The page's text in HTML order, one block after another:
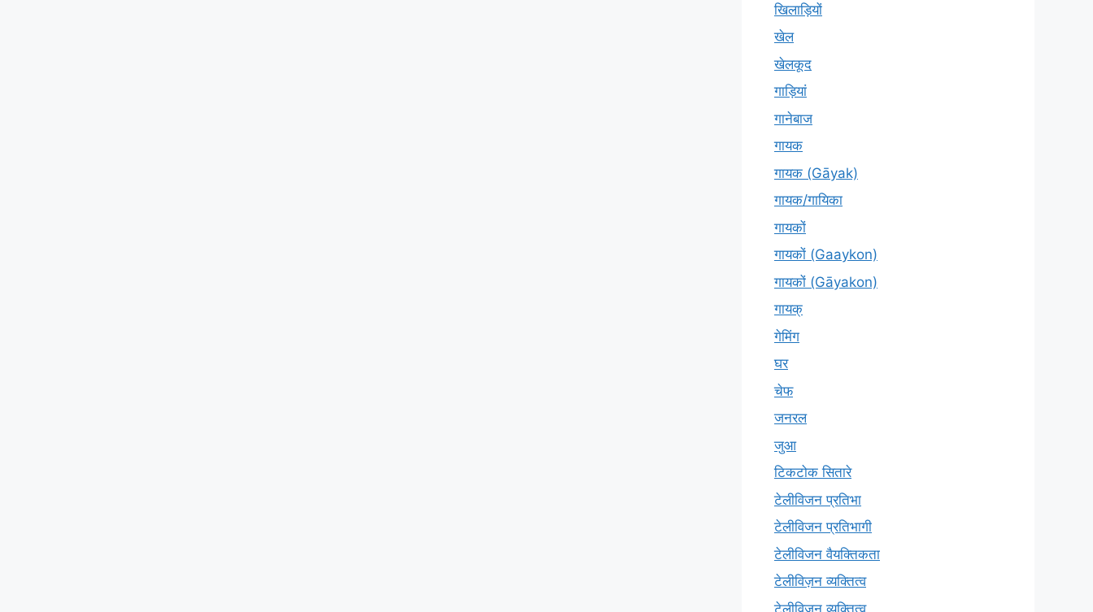
खिलाड़ियों
खेल
खेलकूद
गाड़ियां
गानेबाज
गायक
गायक (Gāyak)
गायक/गायिका
गायकों
गायकों (Gaaykon)
गायकों (Gāyakon)
गायक्
गेमिंग
घर
चेफ
जनरल
जुआ
टिकटोक सितारे
टेलीविजन प्रतिभा
टेलीविजन प्रतिभागी
टेलीविजन वैयक्तिकता
टेलीविज़न व्यक्तित्व
टेलीविजन व्यक्तित्व